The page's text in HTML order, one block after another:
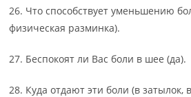
26. Что способствует уменьшению
физическая разминка).
27. Беспокоят ли Вас боли в шее (да).
28. Куда отдают эти боли (в затылок,